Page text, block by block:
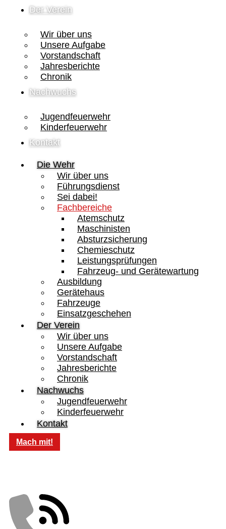
Der Verein
Wir über uns
Unsere Aufgabe
Vorstandschaft
Jahresberichte
Chronik
Nachwuchs
Jugendfeuerwehr
Kinderfeuerwehr
Kontakt
Die Wehr
Wir über uns
Führungsdienst
Sei dabei!
Fachbereiche
Atemschutz
Maschinisten
Absturzsicherung
Chemieschutz
Leistungsprüfungen
Fahrzeug- und Gerätewartung
Ausbildung
Gerätehaus
Fahrzeuge
Einsatzgeschehen
Der Verein
Wir über uns
Unsere Aufgabe
Vorstandschaft
Jahresberichte
Chronik
Nachwuchs
Jugendfeuerwehr
Kinderfeuerwehr
Kontakt
Mach mit!